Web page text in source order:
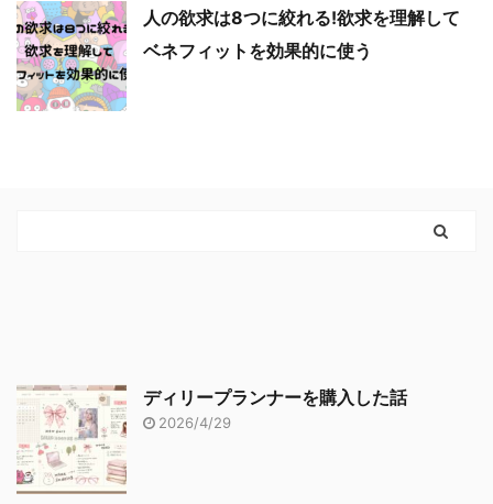
人の欲求は8つに絞れる!欲求を理解して
ベネフィットを効果的に使う
ディリープランナーを購入した話
2026/4/29